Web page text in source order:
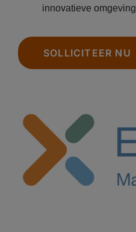
innovatieve omgeving
SOLLICITEER NU